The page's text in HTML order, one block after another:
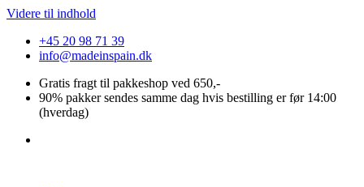
Videre til indhold
+45 20 98 71 39
info@madeinspain.dk
Gratis fragt til pakkeshop ved 650,-
90% pakker sendes samme dag hvis bestilling er før 14:00
(hverdag)